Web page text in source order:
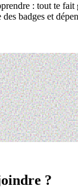
: tout te fait
badges et
?